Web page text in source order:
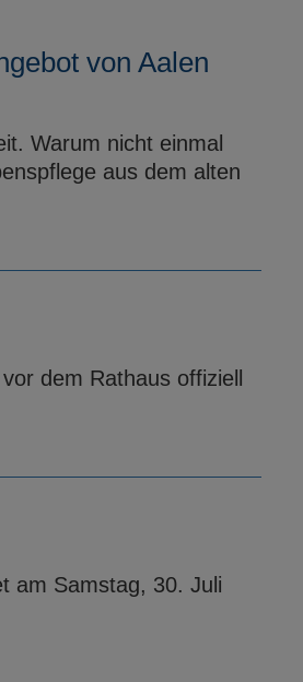
von Aalen
Warum nicht einmal
aus dem alten
dem Rathaus offiziell
am Samstag, 30. Juli